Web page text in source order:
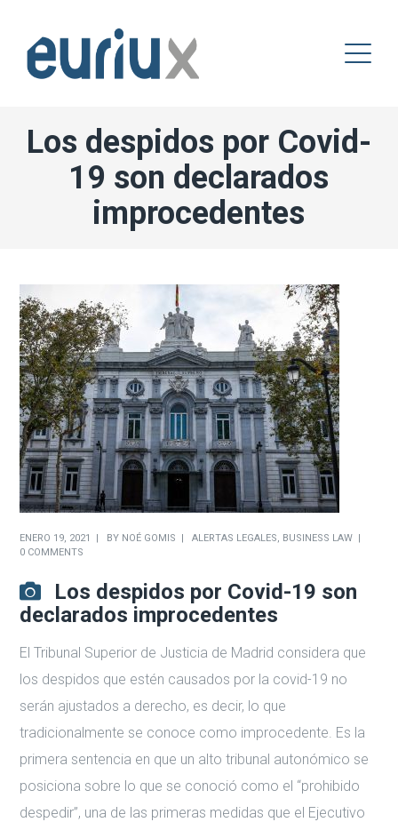
Los despidos por Covid-
19 son declarados
improcedentes
ENERO 19, 2021 BY NOÉ GOMIS ALERTAS LEGALES, BUSINESS LAW
0 COMMENTS
Los despidos por Covid-19 son
declarados improcedentes
El Tribunal Superior de Justicia de Madrid considera que
los despidos que estén causados por la covid-19 no
serán ajustados a derecho, es decir, lo que
tradicionalmente se conoce como improcedente. Es la
primera sentencia en que un alto tribunal autonómico se
posiciona sobre lo que se conoció como el “prohibido
despedir”, una de las primeras medidas que el Ejecutivo